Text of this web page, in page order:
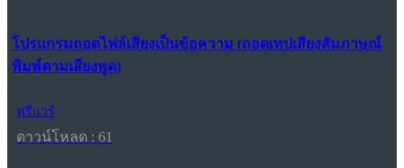
โปรแกรมถอดไฟล์เสียงเป็นข้อความ (ถอดเทปเสียงสัมภาษณ์
พิมพ์ตามเสียงพูด)
ฟรีแวร์
ดาวน์โหลด : 61